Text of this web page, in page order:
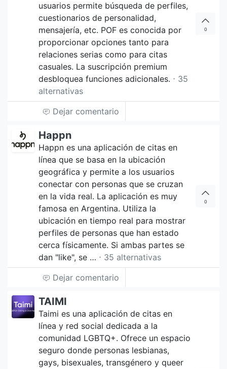
usuarios permite búsqueda de perfiles,
cuestionarios de personalidad,
mensajería, etc. POF es conocida por
proporcionar opciones tanto para
relaciones serias como para citas
casuales. La suscripción premium
desbloquea funciones adicionales. ⋅ 35
alternativas
0
Dejar comentario
Happn
Happn es una aplicación de citas en
línea que se basa en la ubicación
geográfica y permite a los usuarios
conectar con personas que se cruzan
en la vida real. La aplicación es muy
famosa en Argentina. Utiliza la
ubicación en tiempo real para mostrar
perfiles de personas que han estado
cerca físicamente. Si ambas partes se
dan "like", se … ⋅ 35 alternativas
0
Dejar comentario
TAIMI
Taimi es una aplicación de citas en
línea y red social dedicada a la
comunidad LGBTQ+. Ofrece un espacio
seguro donde personas lesbianas,
gays, bisexuales, transgénero y queer